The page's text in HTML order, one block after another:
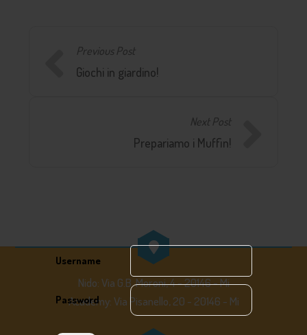
Username
Password
Previous Post
Giochi in giardino!
Next Post
Prepariamo i Muffin!
Nido: Via G.B. Moroni, 4 - 20146 - Mi
Academy: Via Pisanello, 20 - 20146 - Mi